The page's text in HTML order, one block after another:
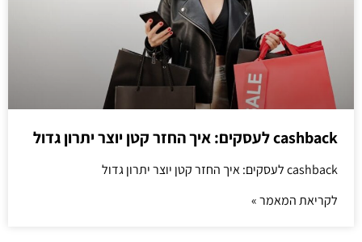
cashback לעסקים: איך החזר קטן יוצר יתרון גדול
cashback לעסקים: איך החזר קטן יוצר יתרון גדול
לקריאת המאמר »